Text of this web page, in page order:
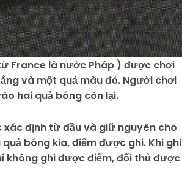
France là nước Pháp ) được chơi
và một quả màu đỏ. Người chơi
hai quả bóng còn lại.
định từ đầu và giữ nguyên cho
bóng kia, điểm được ghi. Khi ghi
không ghi được điểm, đối thủ được